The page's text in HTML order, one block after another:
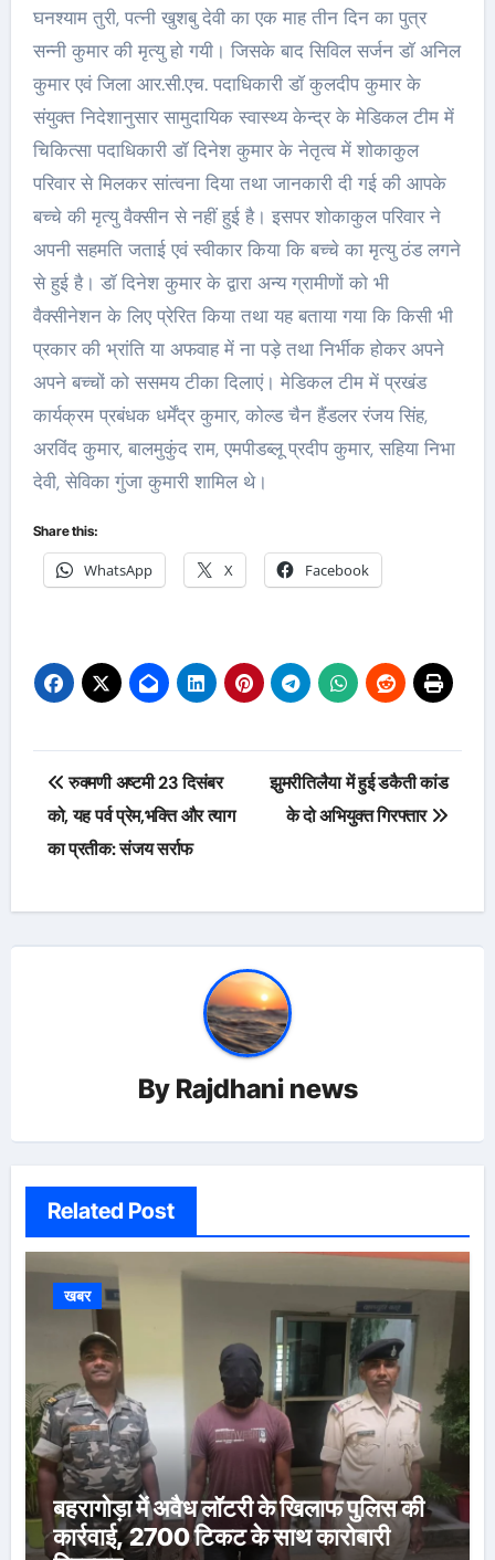
घनश्याम तुरी, पत्नी खुशबु देवी का एक माह तीन दिन का पुत्र
सन्नी कुमार की मृत्यु हो गयी। जिसके बाद सिविल सर्जन डाॅ अनिल
कुमार एवं जिला आर.सी.एच. पदाधिकारी डाॅ कुलदीप कुमार के
संयुक्त निदेशानुसार सामुदायिक स्वास्थ्य केन्द्र के मेडिकल टीम में
चिकित्सा पदाधिकारी डॉ दिनेश कुमार के नेतृत्व में शोकाकुल
परिवार से मिलकर सांत्वना दिया तथा जानकारी दी गई की आपके
बच्चे की मृत्यु वैक्सीन से नहीं हुई है। इसपर शोकाकुल परिवार ने
अपनी सहमति जताई एवं स्वीकार किया कि बच्चे का मृत्यु ठंड लगने
से हुई है। डॉ दिनेश कुमार के द्वारा अन्य ग्रामीणों को भी
वैक्सीनेशन के लिए प्रेरित किया तथा यह बताया गया कि किसी भी
प्रकार की भ्रांति या अफवाह में ना पड़े तथा निर्भीक होकर अपने
अपने बच्चों को ससमय टीका दिलाएं। मेडिकल टीम में प्रखंड
कार्यक्रम प्रबंधक धर्मेंद्र कुमार, कोल्ड चैन हैंडलर रंजय सिंह,
अरविंद कुमार, बालमुकुंद राम, एमपीडब्लू प्रदीप कुमार, सहिया निभा
देवी, सेविका गुंजा कुमारी शामिल थे।
Share this:
WhatsApp X Facebook
Post
navigation
रुक्मणी अष्टमी 23 दिसंबर
को, यह पर्व प्रेम,भक्ति और त्याग
का प्रतीक: संजय सर्राफ
झुमरीतिलैया में हुई डकैती कांड
के दो अभियुक्त गिरफ्तार
By Rajdhani news
Related Post
खबर
बहरागोड़ा में अवैध लॉटरी के खिलाफ पुलिस की
कार्रवाई, 2700 टिकट के साथ कारोबारी